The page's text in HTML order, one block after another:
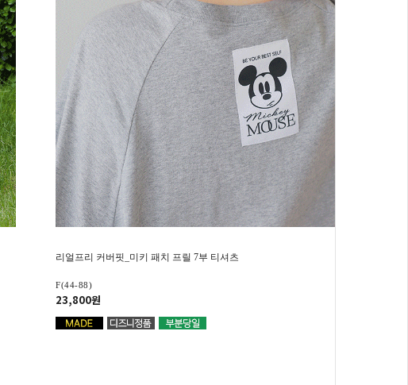
리얼프리 커버핏_미키 패치 프릴 7부 티셔츠
F(44-88)
23,800원